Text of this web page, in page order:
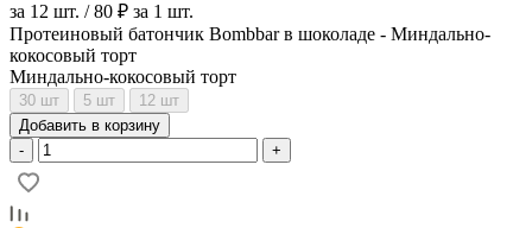
за 12 шт. / 80 ₽ за 1 шт.
Протеиновый батончик Bombbar в шоколаде - Миндально-
кокосовый торт
Миндально-кокосовый торт
30 шт 5 шт
12 шт
Добавить в корзину
-
+